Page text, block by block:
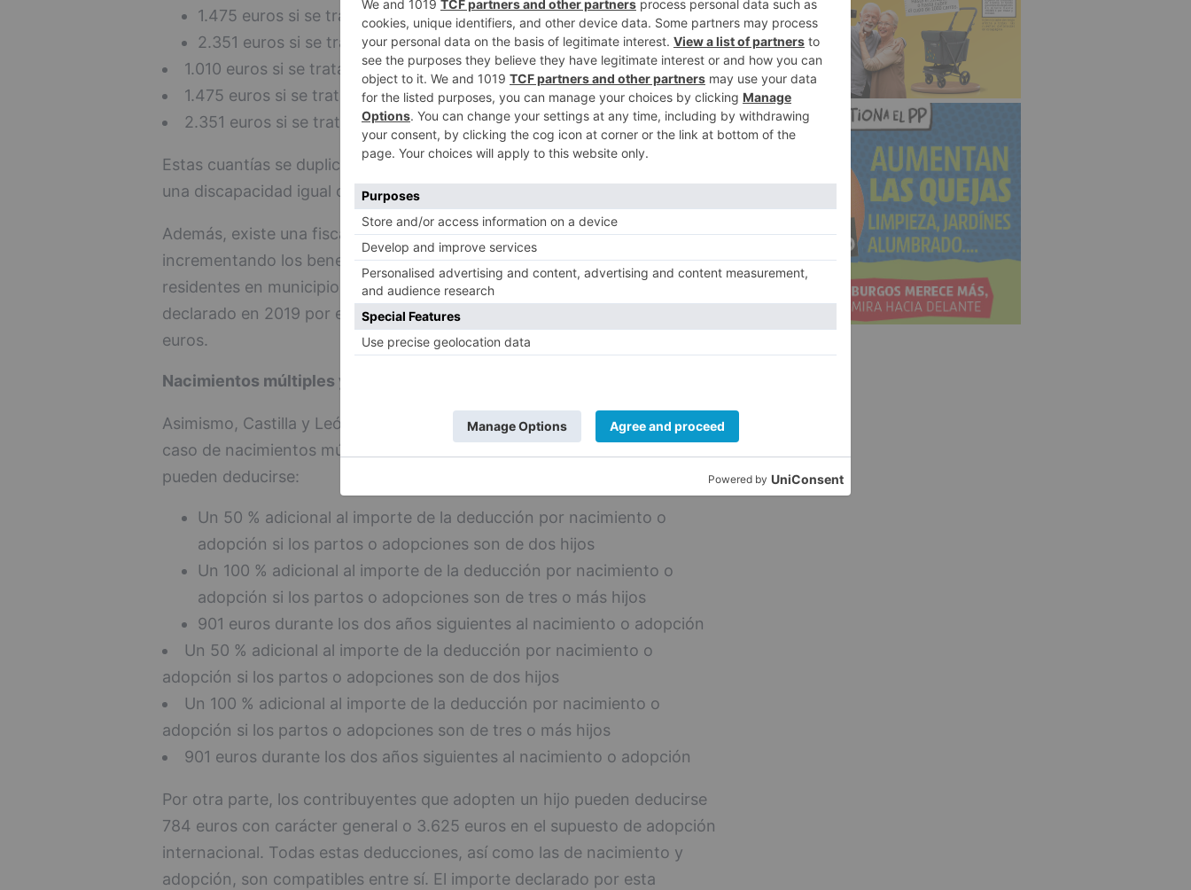
1.475 euros si se trata del segundo hijo
2.351 euros si se trata del tercer hijo o sucesivos
1.010 euros si se trata del primer hijo
1.475 euros si se trata del segundo hijo
2.351 euros si se trata del tercer hijo o sucesivos
Estas cuantías se duplican en el caso de que el nacido o adoptado tenga
una discapacidad igual o superior al 33 %.
Además, existe una fiscalidad favorable diferenciada en el mundo rural,
incrementando los beneficios fiscales en un 35 % para los contribuyentes
residentes en municipios de menos de 5.000 habitantes. El importe
declarado en 2019 por esta deducción alcanza la cifra de 16 millones de
euros.
Nacimientos múltiples y adopciones
Asimismo, Castilla y León cuenta con las deducciones más elevadas en el
caso de nacimientos múltiples y adopciones, ya que los contribuyentes
pueden deducirse:
Un 50 % adicional al importe de la deducción por nacimiento o
adopción si los partos o adopciones son de dos hijos
Un 100 % adicional al importe de la deducción por nacimiento o
adopción si los partos o adopciones son de tres o más hijos
901 euros durante los dos años siguientes al nacimiento o adopción
Un 50 % adicional al importe de la deducción por nacimiento o
adopción si los partos o adopciones son de dos hijos
Un 100 % adicional al importe de la deducción por nacimiento o
adopción si los partos o adopciones son de tres o más hijos
901 euros durante los dos años siguientes al nacimiento o adopción
Por otra parte, los contribuyentes que adopten un hijo pueden deducirse
784 euros con carácter general o 3.625 euros en el supuesto de adopción
internacional. Todas estas deducciones, así como las de nacimiento y
adopción, son compatibles entre sí. El importe declarado por esta